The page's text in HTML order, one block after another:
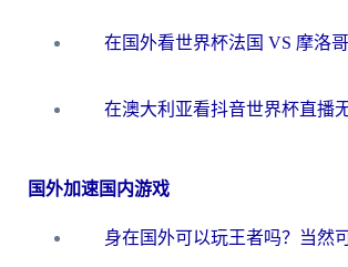
国外加速国内游戏